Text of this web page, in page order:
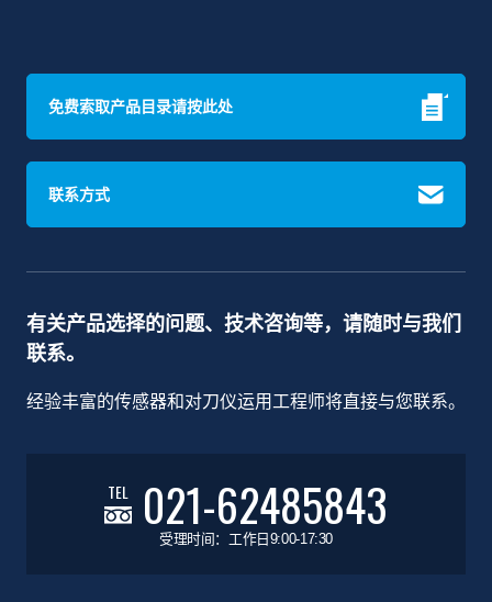
免费索取产品目录请按此处
联系方式
有关产品选择的问题、技术咨询等，请随时与我们
联系。
经验丰富的传感器和对刀仪运用工程师将直接与您联系。
TEL 021-62485843
受理时间：工作日9:00-17:30